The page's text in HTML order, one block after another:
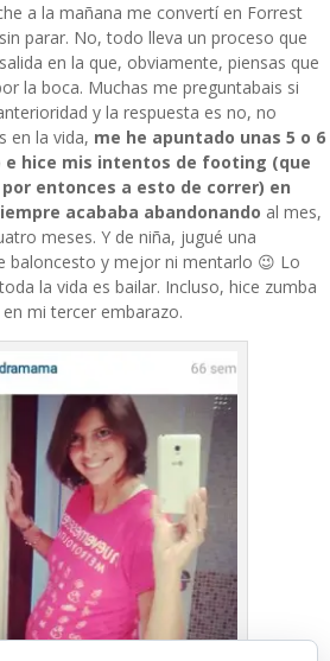
a la mañana me convertí en Forrest
parar. No, todo lleva un proceso que
en la que, obviamente, piensas que
la boca. Muchas me preguntabais si
y la respuesta es no, no
en la vida, me he apuntado unas 5 o 6
e hice mis intentos de footing (que
entonces a esto de correr) en
acababa abandonando al mes,
meses. Y de niña, jugué una
baloncesto y mejor ni mentarlo 😉 Lo
la vida es bailar. Incluso, hice zumba
en mi tercer embarazo.